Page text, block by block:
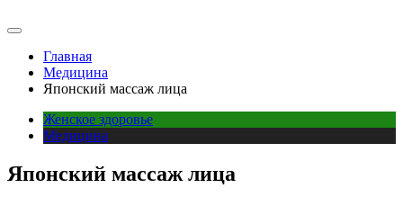
Главная
Медицина
Японский массаж лица
Женское здоровье
Медицина
Японский массаж лица